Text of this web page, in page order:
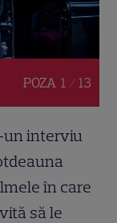
POZA 1 / 13
un interviu
în care
să le